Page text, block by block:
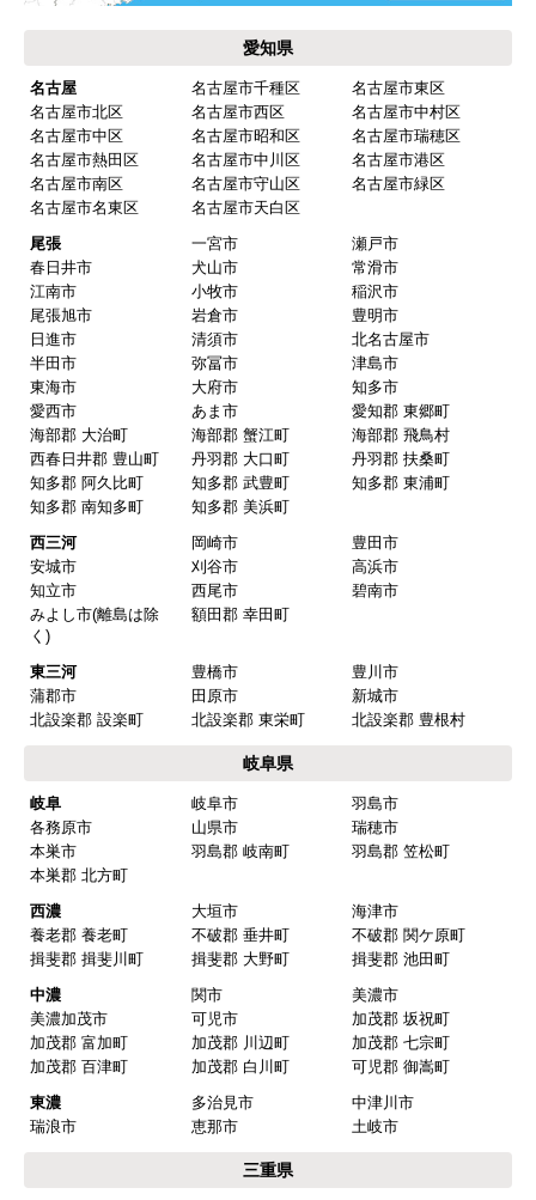
愛知県
名古屋 名古屋市千種区
名古屋市東区
名古屋市北区
名古屋市西区
名古屋市中村区
名古屋市中区
名古屋市昭和区
名古屋市瑞穂区
名古屋市熱田区
名古屋市中川区
名古屋市港区
名古屋市南区
名古屋市守山区
名古屋市緑区
名古屋市名東区
名古屋市天白区
尾張
一宮市
瀬戸市
春日井市
犬山市
常滑市
江南市
小牧市
稲沢市
尾張旭市
岩倉市
豊明市
日進市
清須市
北名古屋市
半田市
弥冨市
津島市
東海市
大府市
知多市
愛西市
あま市
愛知郡 東郷町
海部郡 大治町
海部郡 蟹江町
海部郡 飛鳥村
西春日井郡 豊山町
丹羽郡 大口町
丹羽郡 扶桑町
知多郡 阿久比町
知多郡 武豊町
知多郡 東浦町
知多郡 南知多町
知多郡 美浜町
西三河
岡崎市
豊田市
安城市
刈谷市
高浜市
知立市
西尾市
碧南市
みよし市(離島は除
く)
額田郡 幸田町
東三河 豊橋市
豊川市
蒲郡市
田原市
新城市
北設楽郡 設楽町
北設楽郡 東栄町 北設楽郡 豊根村
岐阜県
岐阜 岐阜市
羽島市
各務原市
山県市
瑞穂市
本巣市
羽島郡 岐南町
羽島郡 笠松町
本巣郡 北方町
西濃
大垣市
海津市
養老郡 養老町
不破郡 垂井町
不破郡 関ケ原町
揖斐郡 揖斐川町
揖斐郡 大野町
揖斐郡 池田町
中濃
関市
美濃市
美濃加茂市
可児市
加茂郡 坂祝町
加茂郡 富加町
加茂郡 川辺町
加茂郡 七宗町
加茂郡 百津町
加茂郡 白川町
可児郡 御嵩町
東濃
多治見市
中津川市
瑞浪市
恵那市 土岐市
三重県